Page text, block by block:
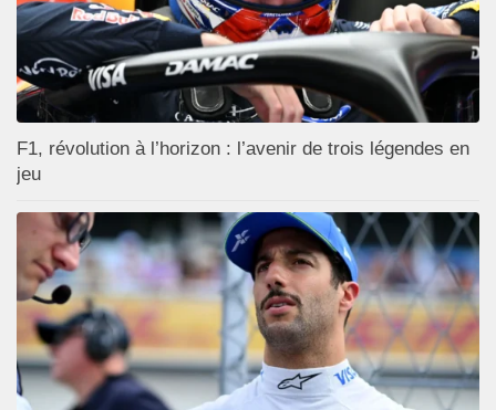
F1, révolution à l’horizon : l’avenir de trois légendes en
jeu